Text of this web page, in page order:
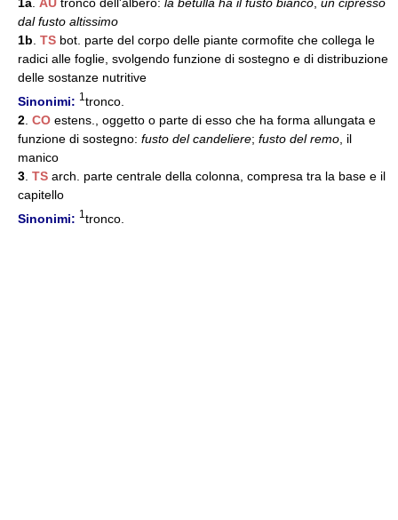
dal fusto altissimo
1b TS bot. parte del corpo delle piante cormofite che collega le
radici alle foglie, svolgendo funzione di sostegno e di distribuzione
delle sostanze nutritive
Sinonimi: 1 tronco.
2 CO estens., oggetto o parte di esso che ha forma allungata e
funzione di sostegno: fusto del candeliere; fusto del remo , il
manico
3 TS arch. parte centrale della colonna, compresa tra la base e il
capitello
Sinonimi: 1 tronco.